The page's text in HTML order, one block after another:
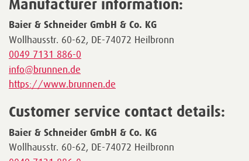
Manufacturer information:
Baier & Schneider GmbH & Co. KG
Wollhausstr. 60-62, DE-74072 Heilbronn
0049 7131 886-0
info@brunnen.de
https://www.brunnen.de
Customer service contact details:
Baier & Schneider GmbH & Co. KG
Wollhausstr. 60-62, DE-74072 Heilbronn